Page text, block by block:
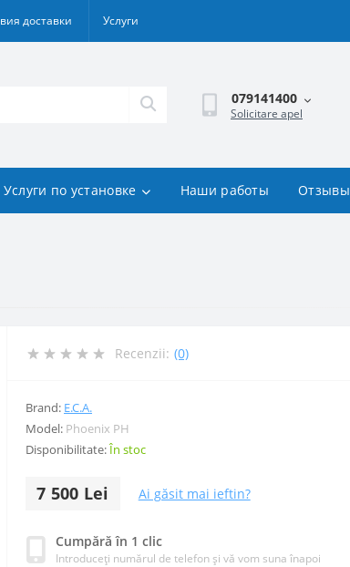
доставки Услуги
079141400
Solicitare apel
Услуги по установке Наши работы Отзывы
Recenzii: (0)
Brand: E.C.A.
Model: Phoenix PH
Disponibilitate:În stoc
7 500 Lei Ai găsit mai ieftin?
Cumpără în 1 clic
Introduceți numărul de telefon și vă vom suna înapoi